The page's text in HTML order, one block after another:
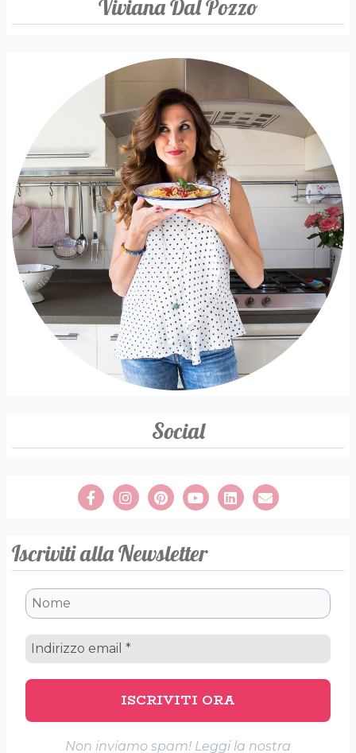
Viviana Dal Pozzo
Social
Iscriviti alla Newsletter
Non inviamo spam! Leggi la nostra